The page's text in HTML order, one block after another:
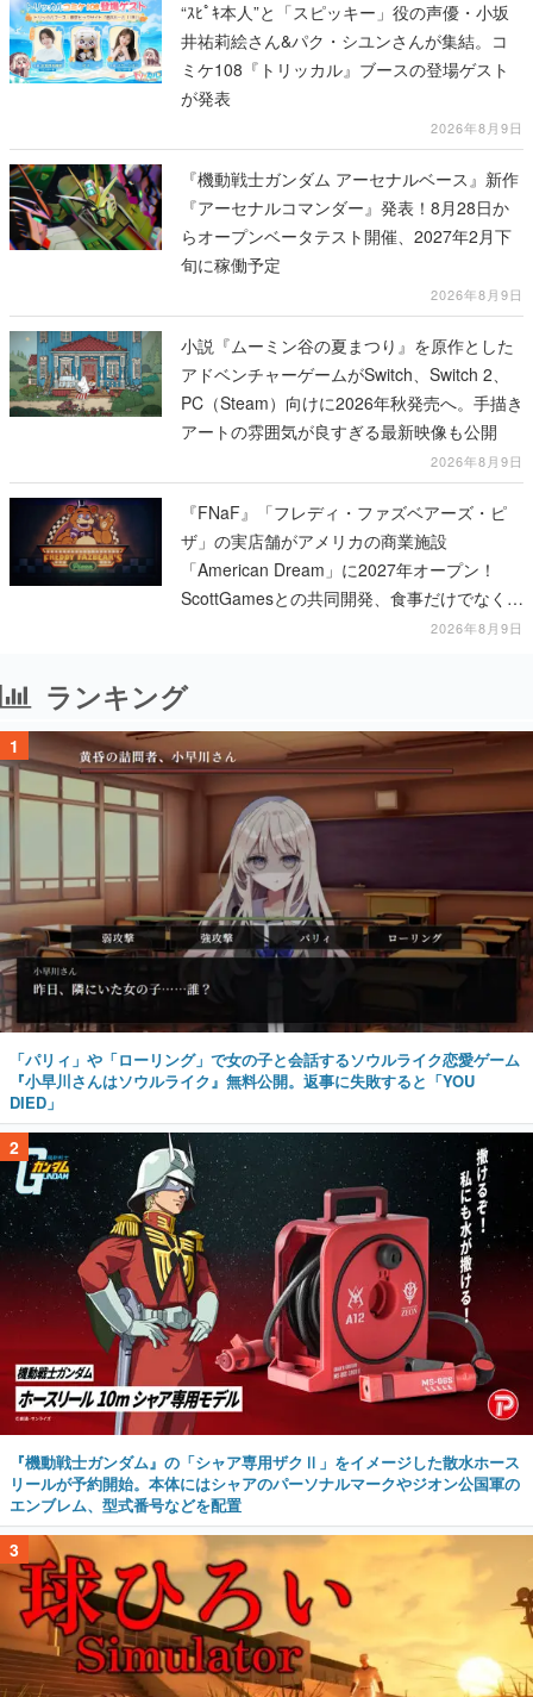
“ｽﾋﾟｷ本人”と「スピッキー」役の声優・小坂
井祐莉絵さん&パク・シユンさんが集結。コ
ミケ108『トリッカル』ブースの登場ゲスト
が発表
2026年8月9日
『機動戦士ガンダム アーセナルベース』新作
『アーセナルコマンダー』発表！8月28日か
らオープンベータテスト開催、2027年2月下
旬に稼働予定
2026年8月9日
小説『ムーミン谷の夏まつり』を原作とした
アドベンチャーゲームがSwitch、Switch 2、
PC（Steam）向けに2026年秋発売へ。手描き
アートの雰囲気が良すぎる最新映像も公開
2026年8月9日
『FNaF』「フレディ・ファズベアーズ・ピ
ザ」の実店舗がアメリカの商業施設
「American Dream」に2027年オープン！
ScottGamesとの共同開発、食事だけでなくス
テージショーや没入型のホラー体験も楽しめ
2026年8月9日
ランキング
1
「パリィ」や「ローリング」で女の子と会話するソウルライク恋愛ゲーム
『小早川さんはソウルライク』無料公開。返事に失敗すると「YOU
DIED」
2
『機動戦士ガンダム』の「シャア専用ザクⅡ」をイメージした散水ホース
リールが予約開始。本体にはシャアのパーソナルマークやジオン公国軍の
エンブレム、型式番号などを配置
3